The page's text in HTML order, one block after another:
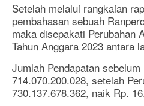
Setelah melalui rangkaian
pembahasan sebuah
maka disepakati Perubahan
Tahun Anggara 2023 antara
Jumlah Pendapatan sebelum
714.070.200.028, setelah
730.137.678.362, naik Rp.